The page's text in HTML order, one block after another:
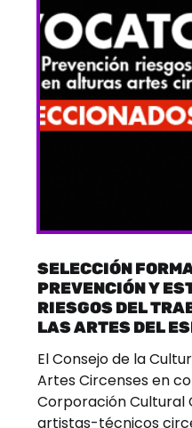
SELECCIÓN
PREVENCIÓN Y
RIESGOS DEL
LAS ARTES DEL
El Consejo de la
Artes Circenses en
Corporación Cultural
artistas-técnicos